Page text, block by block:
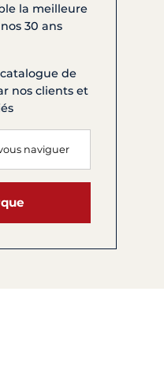
la meilleure
30 ans
de
nos clients et